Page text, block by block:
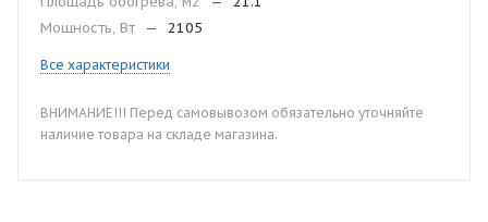
Мощность, Вт
— 2105
Все характеристики
ВНИМАНИЕ!!! Перед самовывозом обязательно уточняйте
наличие товара на складе магазина.